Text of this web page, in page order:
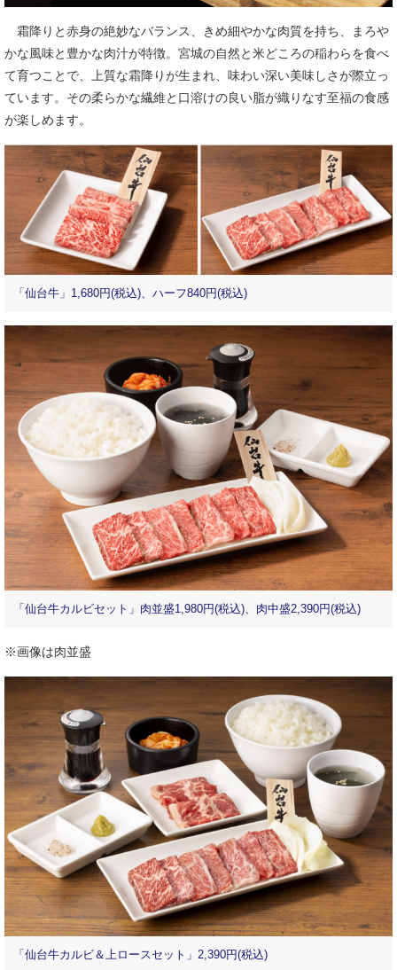
霜降りと赤身の絶妙なバランス、きめ細やかな肉質を持ち、まろや
かな風味と豊かな肉汁が特徴。宮城の自然と米どころの稲わらを食べ
て育つことで、上質な霜降りが生まれ、味わい深い美味しさが際立っ
ています。その柔らかな繊維と口溶けの良い脂が織りなす至福の食感
が楽しめます。
「仙台牛」1,680円(税込)、ハーフ840円(税込)
「仙台牛カルビセット」肉並盛1,980円(税込)、肉中盛2,390円(税込)
※画像は肉並盛
「仙台牛カルビ＆上ロースセット」2,390円(税込)